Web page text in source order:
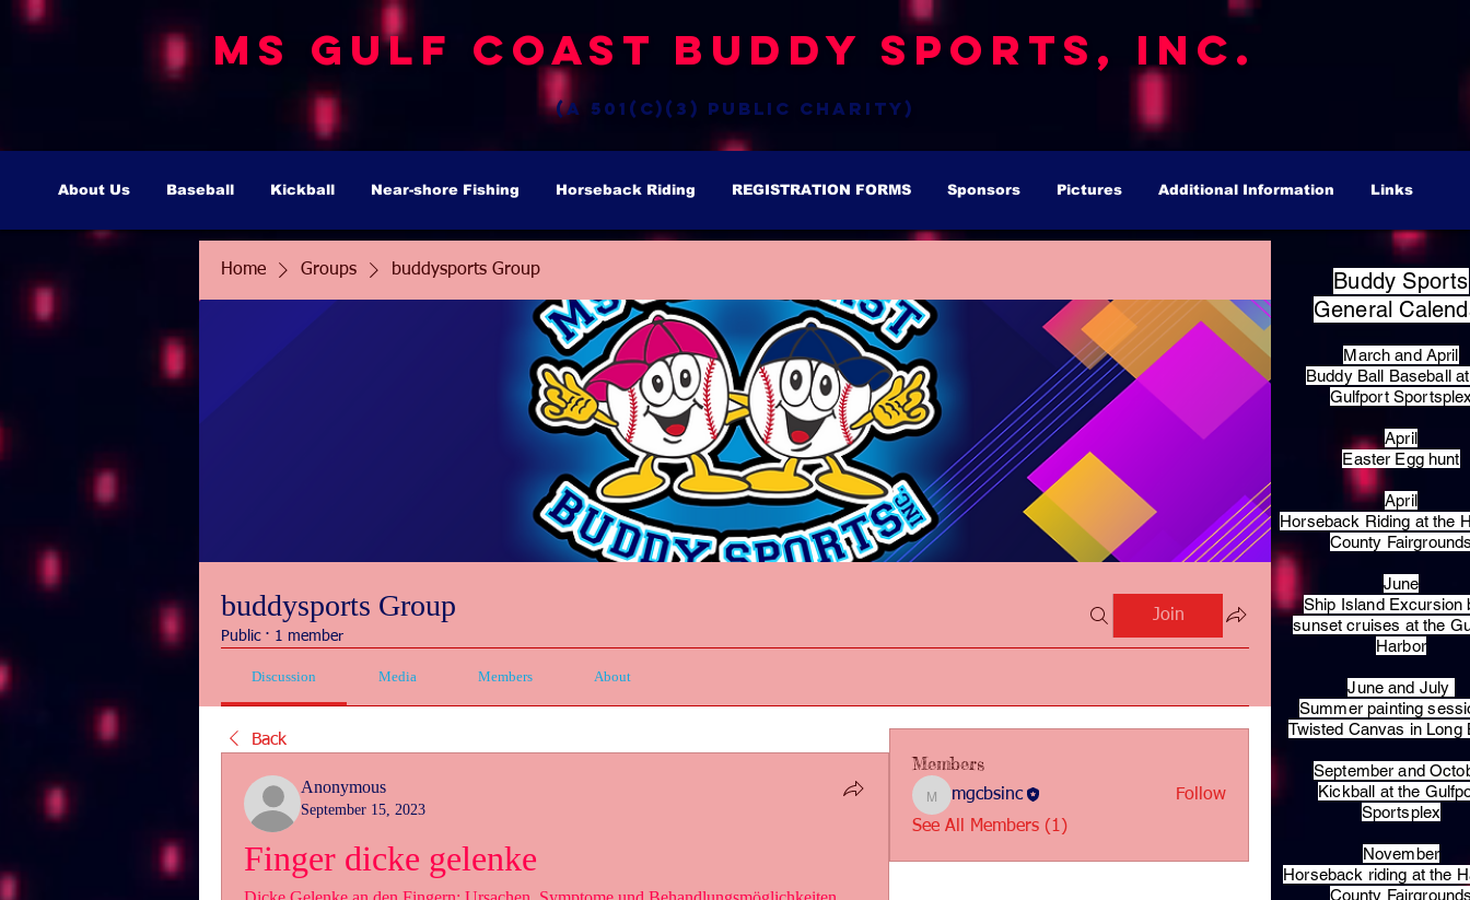
MS Gulf Coast Buddy Sports, Inc.
(a 501(c)(3) public charity)
About Us Baseball Kickball Near-shore Fishing Horseback Riding REGISTRATION FORMS Sponsors Pictures Additional Information Links
Home Groups buddysports Group
buddysports Group
Public · 1 member
Join
Discussion Media Members About
Back
Anonymous
September 15, 2023
Finger dicke gelenke
Members
mgcbsinc
mgcbsinc
Follow
See All Members (1)
Buddy Sports
General
March and April
Buddy Ball Baseball
Gulfport
April
Easter Egg hunt
April
Horseback Riding at the
County
June
Ship Island Excursion
sunset cruises at the
Harbor
June and July
Summer painting
Twisted Canvas in Long
September and
Kickball at the
Sportsplex
November
Horseback riding at the
County